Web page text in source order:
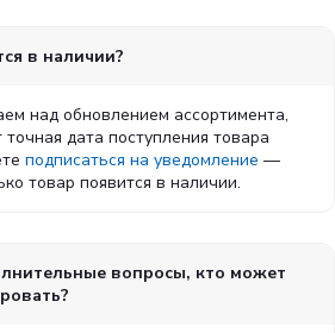
в наличии?
над обновлением ассортимента,
дата поступления товара
подписаться на уведомление —
товар появится в наличии.
вопросы, кто может